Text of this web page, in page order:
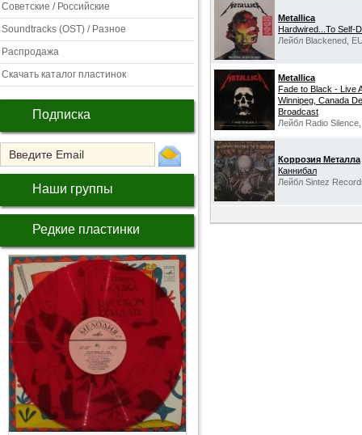
Советские / Российские
Soundtracks (OST) / Разное
Распродажа
Скачать каталог пластинок
Подписка
Наши группы
Редкие пластинки
Metallica
Hardwired...To Self-
Лейбл Blackened,
Metallica
Fade to Black - Live
Winnipeg, Canada
Broadcast
Лейбл Radio
Коррозия Металла
Каннибал
Лейбл Sintez